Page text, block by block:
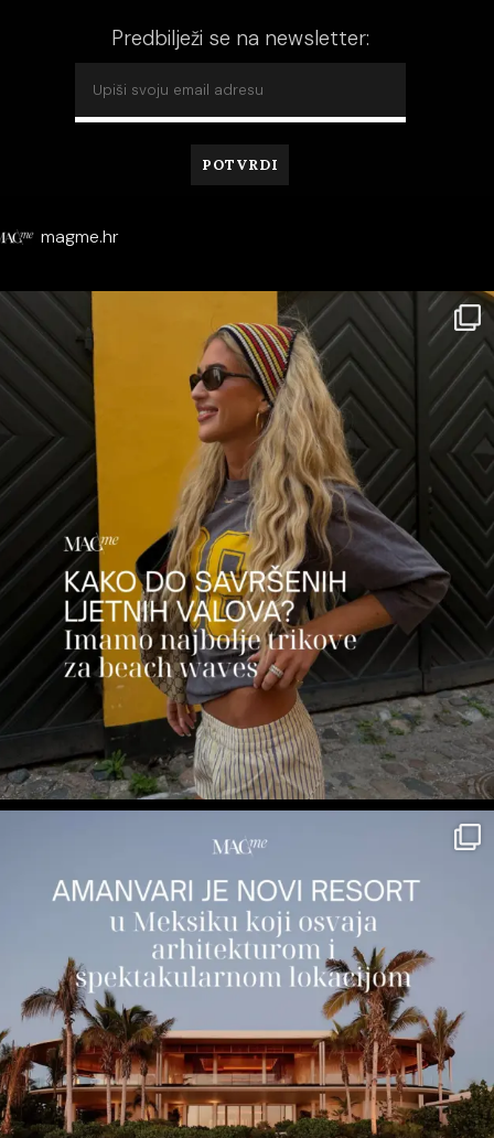
Predbilježi se na newsletter:
magme.hr